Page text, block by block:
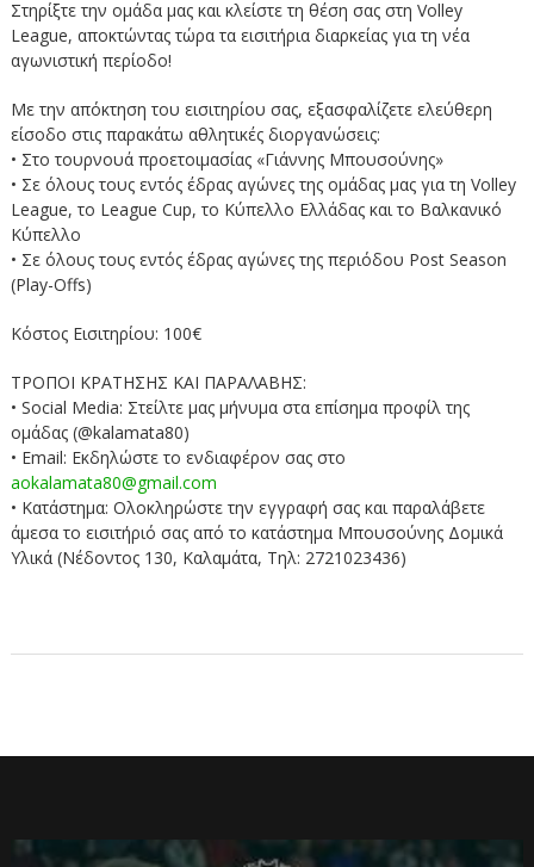
Στηρίξτε την ομάδα μας και κλείστε τη θέση σας στη Volley
League, αποκτώντας τώρα τα εισιτήρια διαρκείας για τη νέα
αγωνιστική περίοδο!
Με την απόκτηση του εισιτηρίου σας, εξασφαλίζετε ελεύθερη
είσοδο στις παρακάτω αθλητικές διοργανώσεις:
• Στο τουρνουά προετοιμασίας «Γιάννης Μπουσούνης»
• Σε όλους τους εντός έδρας αγώνες της ομάδας μας για τη Volley
League, το League Cup, το Κύπελλο Ελλάδας και το Βαλκανικό
Κύπελλο
• Σε όλους τους εντός έδρας αγώνες της περιόδου Post Season
(Play-Offs)
Κόστος Εισιτηρίου: 100€
ΤΡΟΠΟΙ ΚΡΑΤΗΣΗΣ ΚΑΙ ΠΑΡΑΛΑΒΗΣ:
• Social Media: Στείλτε μας μήνυμα στα επίσημα προφίλ της
ομάδας (@kalamata80)
• Email: Εκδηλώστε το ενδιαφέρον σας στο
aokalamata80@gmail.com
• Κατάστημα: Ολοκληρώστε την εγγραφή σας και παραλάβετε
άμεσα το εισιτήριό σας από το κατάστημα Μπουσούνης Δομικά
Υλικά (Νέδοντος 130, Καλαμάτα, Τηλ: 2721023436)